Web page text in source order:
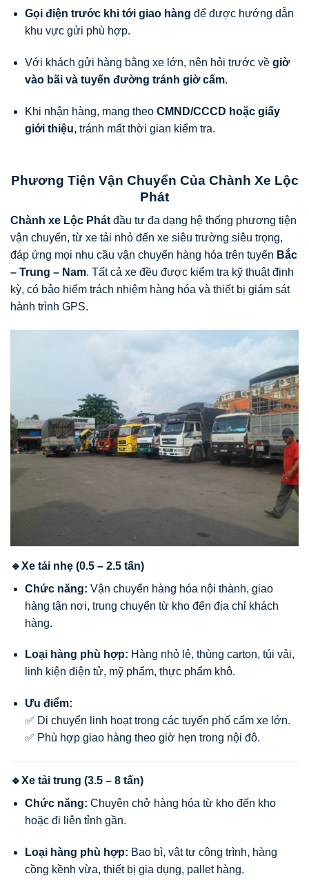
Gọi điện trước khi tới giao hàng để được hướng dẫn
khu vực gửi phù hợp.
Với khách gửi hàng bằng xe lớn, nên hỏi trước về giờ
vào bãi và tuyến đường tránh giờ cấm.
Khi nhận hàng, mang theo CMND/CCCD hoặc giấy
giới thiệu, tránh mất thời gian kiểm tra.
Phương Tiện Vận Chuyển Của Chành Xe Lộc
Phát
Chành xe Lộc Phát đầu tư đa dạng hệ thống phương tiện
vận chuyển, từ xe tải nhỏ đến xe siêu trường siêu trọng,
đáp ứng mọi nhu cầu vận chuyển hàng hóa trên tuyến Bắc
– Trung – Nam. Tất cả xe đều được kiểm tra kỹ thuật định
kỳ, có bảo hiểm trách nhiệm hàng hóa và thiết bị giám sát
hành trình GPS.
🔹Xe tải nhẹ (0.5 – 2.5 tấn)
Chức năng: Vận chuyển hàng hóa nội thành, giao
hàng tận nơi, trung chuyển từ kho đến địa chỉ khách
hàng.
Loại hàng phù hợp: Hàng nhỏ lẻ, thùng carton, túi vải,
linh kiện điện tử, mỹ phẩm, thực phẩm khô.
Ưu điểm:
✅ Di chuyển linh hoạt trong các tuyến phố cấm xe lớn.
✅ Phù hợp giao hàng theo giờ hẹn trong nội đô.
🔹Xe tải trung (3.5 – 8 tấn)
Chức năng: Chuyên chở hàng hóa từ kho đến kho
hoặc đi liên tỉnh gần.
Loại hàng phù hợp: Bao bì, vật tư công trình, hàng
cồng kềnh vừa, thiết bị gia dụng, pallet hàng.